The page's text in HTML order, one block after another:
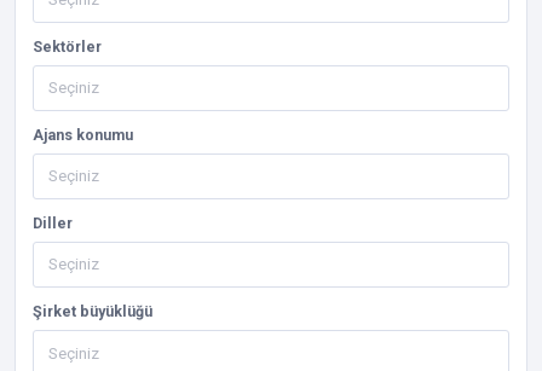
Sektörler
Ajans konumu
Diller
Şirket büyüklüğü